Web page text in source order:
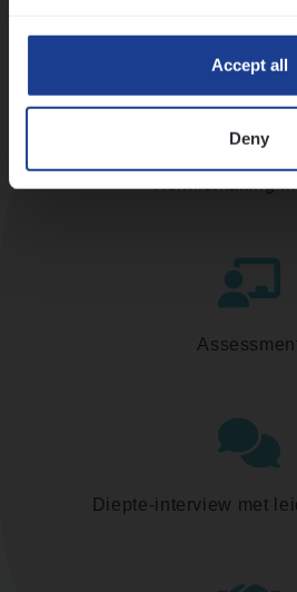
Accept all
Deny
Kennismaking
Diepte-interview met